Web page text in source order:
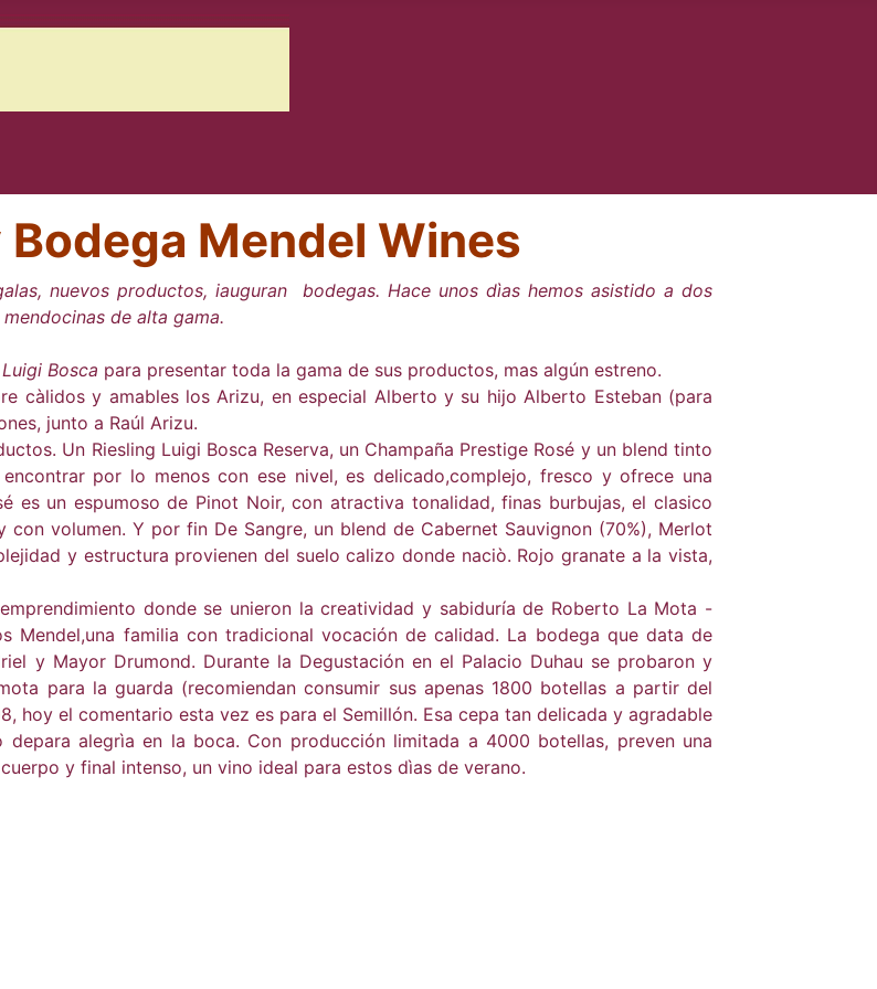
Mendel Wines
nuevos productos, iauguran bodegas. Hace unos dìas hemos asistido a dos
de alta gama.
Luigi Bosca para presentar toda la gama de sus productos, mas algún estreno.
càlidos y amables los Arizu, en especial Alberto y su hijo Alberto Esteban (para
junto a Raúl Arizu.
Un Riesling Luigi Bosca Reserva, un Champaña Prestige Rosé y un blend tinto
por lo menos con ese nivel, es delicado,complejo, fresco y ofrece una
es un espumoso de Pinot Noir, con atractiva tonalidad, finas burbujas, el clasico
volumen. Y por fin De Sangre, un blend de Cabernet Sauvignon (70%), Merlot
y estructura provienen del suelo calizo donde naciò. Rojo granate a la vista,
emprendimiento donde se unieron la creatividad y sabiduría de Roberto La Mota -
Mendel,una familia con tradicional vocación de calidad. La bodega que data de
y Mayor Drumond. Durante la Degustación en el Palacio Duhau se probaron y
para la guarda (recomiendan consumir sus apenas 1800 botellas a partir del
hoy el comentario esta vez es para el Semillón. Esa cepa tan delicada y agradable
alegrìa en la boca. Con producción limitada a 4000 botellas, preven una
y final intenso, un vino ideal para estos dìas de verano.